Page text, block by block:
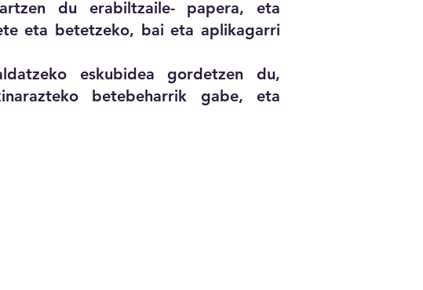
du erabiltzaile- papera, eta
eta betetzeko, bai eta aplikagarri
eskubidea gordetzen du,
betebeharrik gabe, eta